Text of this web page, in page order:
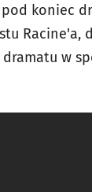
koniec
Racine'a,
w